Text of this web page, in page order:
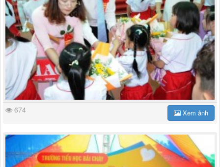
674 Xem ảnh